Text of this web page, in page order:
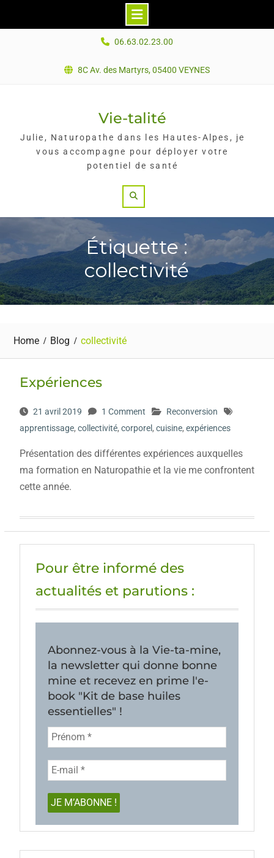
06.63.02.23.00
8C Av. des Martyrs, 05400 VEYNES
Vie-talité
Julie, Naturopathe dans les Hautes-Alpes, je
vous accompagne pour déployer votre
potentiel de santé
Étiquette :
collectivité
Home Blog collectivité
Expériences
21 avril 2019 1 Comment
Reconversion
apprentissage, collectivité, corporel , cuisine, expériences
Présentation des différentes expériences auxquelles
ma formation en Naturopathie et la vie me confrontent
cette année.
Pour être informé des
actualités et parutions :
Abonnez-vous à la Vie-ta-mine,
la newsletter qui donne bonne
mine et recevez en prime l'e-
book "Kit de base huiles
essentielles" !